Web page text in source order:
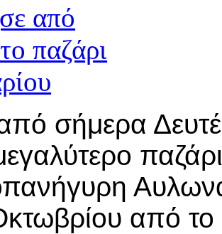
σήμερα
από